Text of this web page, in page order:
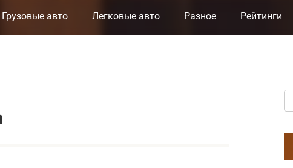
Грузовые авто Легковые авто Разное Рейтинги